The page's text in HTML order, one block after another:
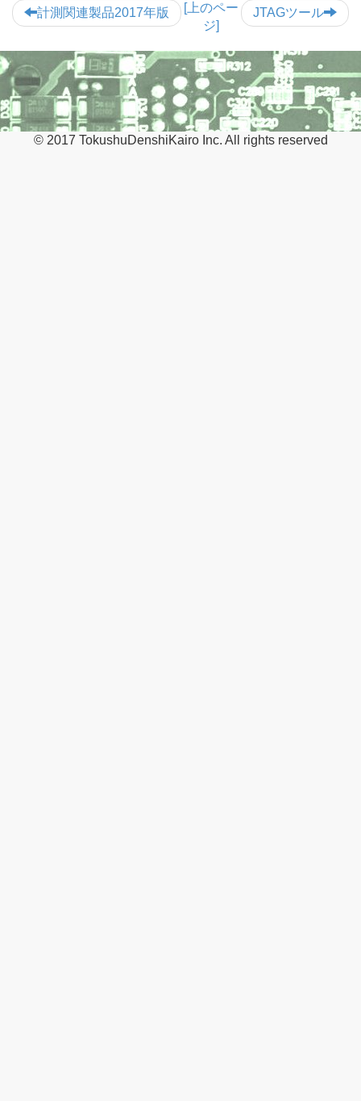
計測関連製品2017年版 JTAGツール
[上のペー
ジ]
© 2017 TokushuDenshiKairo Inc. All rights reserved